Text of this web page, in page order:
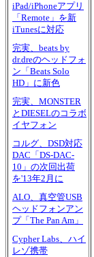
iPad/iPhoneアプリ
「Remote」を新
iTunesに対応
完実、beats by
dr.dreのヘッドフォ
ン「Beats Solo
HD」に新色
完実、MONSTER
とDIESELのコラボ
イヤフォン
コルグ、DSD対応
DAC「DS-DAC-
10」の次回出荷
を'13年2月に
ALO、真空管USB
ヘッドフォンアン
プ「The Pan Am」
Cypher Labs、ハイ
レゾ携帯